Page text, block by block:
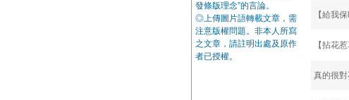
發條版理念”的言論。
◎上傳圖片語轉載文章，需
注意版權問題。非本人所寫
之文章，請註明出處及原作
者已授權。
【給我
【拈花
真的很對